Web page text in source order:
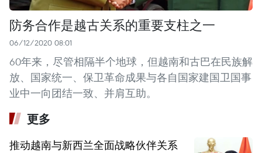
防务合作是越古关系的重要支柱之一
06/12/2020 08:01
60年来，尽管相隔半个地球，但越南和古巴在民族解
放、国家统一、保卫革命成果与各自国家建国卫国事
业中一向团结一致、并肩互助。
更多
推动越南与新西兰全面战略伙伴关系